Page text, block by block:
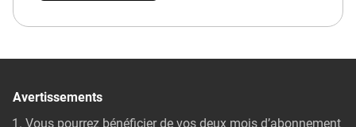
Avertissements
Vous pourrez bénéficier de vos deux mois d’abonnement